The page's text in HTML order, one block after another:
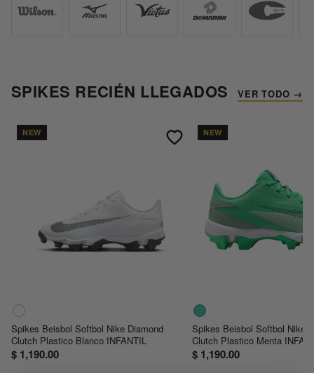
SPIKES RECIÉN LLEGADOS VER TODO →
NEW
Spikes Beisbol Softbol Nike Diamond
Clutch Plastico Blanco INFANTIL
$ 1,190.00
NEW
Spikes Beisbol Softbol Nike
Clutch Plastico Menta
$ 1,190.00